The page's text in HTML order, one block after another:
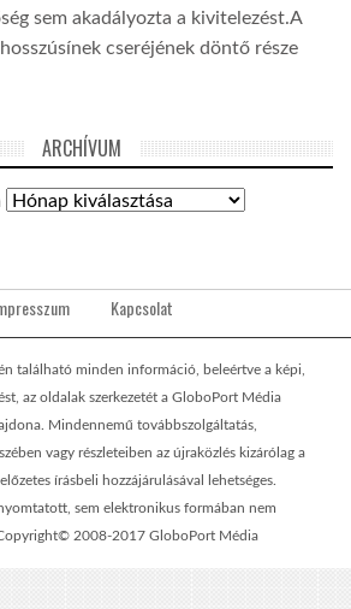
sem akadályozta a kivitelezést.A
cseréjének döntő része
ARCHÍVUM
Kapcsolat
található minden információ, beleértve a képi,
az oldalak szerkezetét a GloboPort Média
Mindennemű továbbszolgáltatás,
vagy részleteiben az újraközlés kizárólag a
írásbeli hozzájárulásával lehetséges.
sem elektronikus formában nem
2008-2017 GloboPort Média